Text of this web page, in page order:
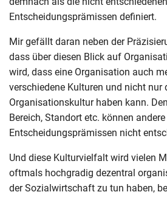
Entscheidungsprämissen definiert.
Mir gefällt daran neben der
dass über diesen Blick auf
wird, dass eine Organisation auch
verschiedene Kulturen und nicht nur
Organisationskultur haben kann.
Bereich, Standort etc. können andere
Entscheidungsprämissen nicht
Und diese Kulturvielfalt wird vielen
oftmals hochgradig dezentral
der Sozialwirtschaft zu tun haben,